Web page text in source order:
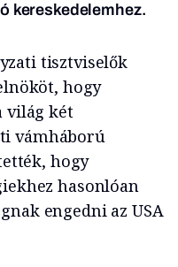
kereskedelemhez.
tisztviselők
hogy
világ két
vámháború
hogy
hasonlóan
engedni az USA